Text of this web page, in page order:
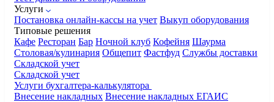
Услуги
Постановка онлайн-кассы на учет Выкуп оборудования
Типовые решения
Кафе Ресторан Бар Ночной клуб Кофейня Шаурма
Столовая/кулинария Общепит Фастфуд Службы доставки
Складской учет
Складской учет
Услуги бухгалтера-калькулятора
Внесение накладных Внесение накладных ЕГАИС